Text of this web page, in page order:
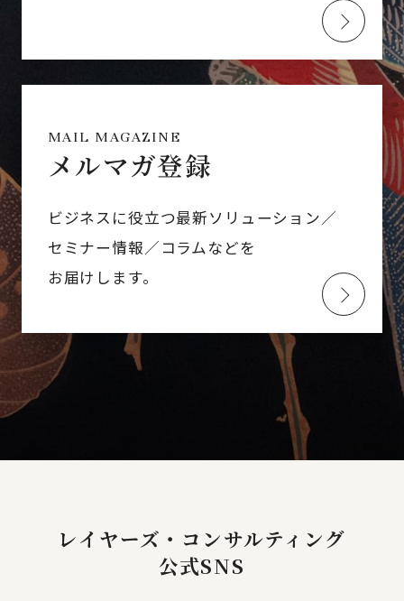
MAIL MAGAZINE
メルマガ登録
ビジネスに役立つ最新ソリューション／
セミナー情報／コラムなどを
お届けします。
レイヤーズ・コンサルティング
公式SNS